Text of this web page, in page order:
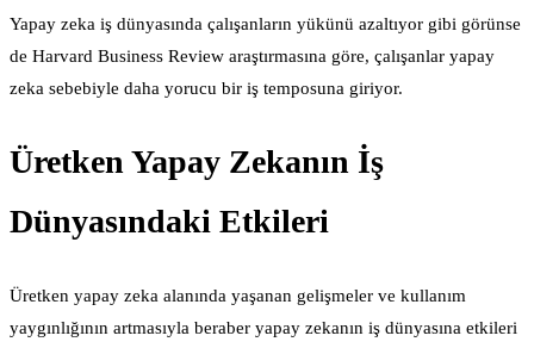
Yapay zeka iş dünyasında çalışanların yükünü azaltıyor gibi görünse
de Harvard Business Review araştırmasına göre, çalışanlar yapay
zeka sebebiyle daha yorucu bir iş temposuna giriyor.
Üretken Yapay Zekanın İş
Dünyasındaki Etkileri
Üretken yapay zeka alanında yaşanan gelişmeler ve kullanım
yaygınlığının artmasıyla beraber yapay zekanın iş dünyasına etkileri